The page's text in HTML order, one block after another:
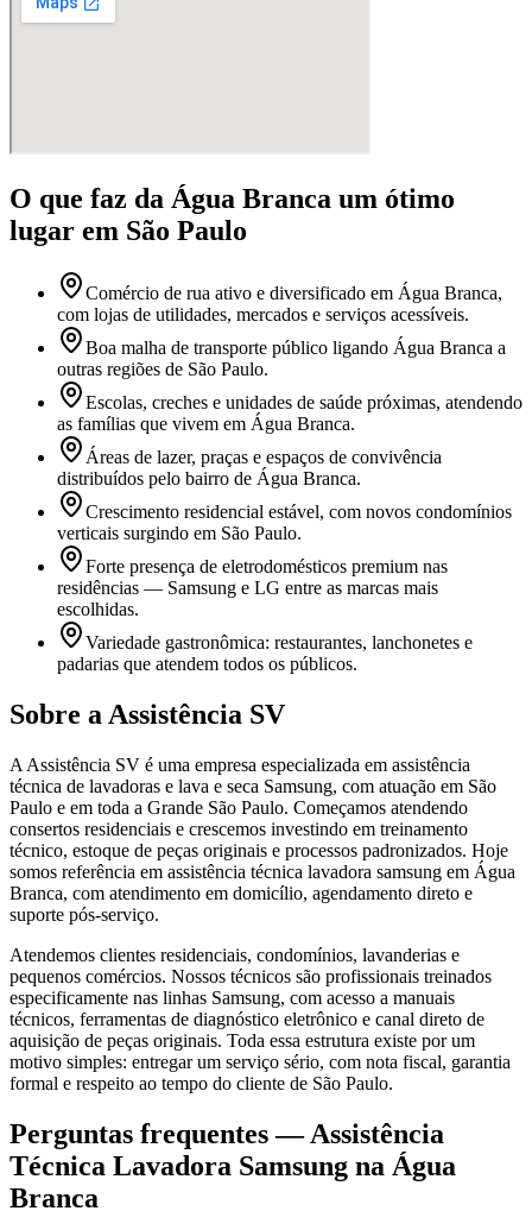
O que faz da Água Branca um ótimo
lugar em São Paulo
Comércio de rua ativo e diversificado em Água Branca,
com lojas de utilidades, mercados e serviços acessíveis.
Boa malha de transporte público ligando Água Branca a
outras regiões de São Paulo.
Escolas, creches e unidades de saúde próximas, atendendo
as famílias que vivem em Água Branca.
Áreas de lazer, praças e espaços de convivência
distribuídos pelo bairro de Água Branca.
Crescimento residencial estável, com novos condomínios
verticais surgindo em São Paulo.
Forte presença de eletrodomésticos premium nas
residências — Samsung e LG entre as marcas mais
escolhidas.
Variedade gastronômica: restaurantes, lanchonetes e
padarias que atendem todos os públicos.
Sobre a Assistência SV
A Assistência SV é uma empresa especializada em assistência
técnica de lavadoras e lava e seca Samsung, com atuação em São
Paulo e em toda a Grande São Paulo. Começamos atendendo
consertos residenciais e crescemos investindo em treinamento
técnico, estoque de peças originais e processos padronizados. Hoje
somos referência em assistência técnica lavadora samsung em Água
Branca, com atendimento em domicílio, agendamento direto e
suporte pós-serviço.
Atendemos clientes residenciais, condomínios, lavanderias e
pequenos comércios. Nossos técnicos são profissionais treinados
especificamente nas linhas Samsung, com acesso a manuais
técnicos, ferramentas de diagnóstico eletrônico e canal direto de
aquisição de peças originais. Toda essa estrutura existe por um
motivo simples: entregar um serviço sério, com nota fiscal, garantia
formal e respeito ao tempo do cliente de São Paulo.
Perguntas frequentes —Assistência
Técnica Lavadora Samsung na Água
Branca